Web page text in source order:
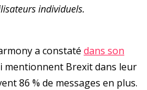
individuels.
a constaté dans son
mentionnent Brexit dans leur
86 % de messages en plus.